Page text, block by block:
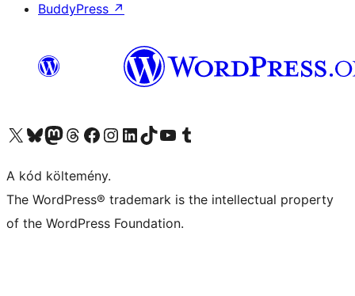
BuddyPress ↗
Visit our X (formerly Twitter) account
Visit our Bluesky account
Twitter csatornánk
Visit our Threads account
Facebook oldalunk megtekintése
Visit our Instagram account
Visit our LinkedIn account
Visit our TikTok account
Visit our YouTube channel
Visit our Tumblr account
A kód költemény.
The WordPress® trademark is the intellectual property
of the WordPress Foundation.